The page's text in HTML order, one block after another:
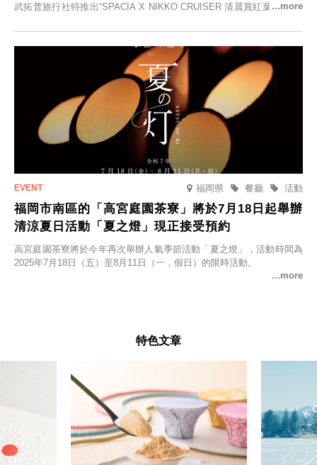
武拓普旅行社特推出“SPACIA X NIKKO CRUISER 清晨賞紅葉之旅”，
福岡県 活動
餐廳
福岡市南區的「高宮庭園茶寮」將於7月18日起舉辦
清涼夏日活動「夏之燈」現正接受預約
高宮庭園茶寮將於今年再次舉辦人氣季節活動「夏之燈」，活動時間為
2025年7月18日（五）至8月11日（一，假日）的限時活動。
特色文章